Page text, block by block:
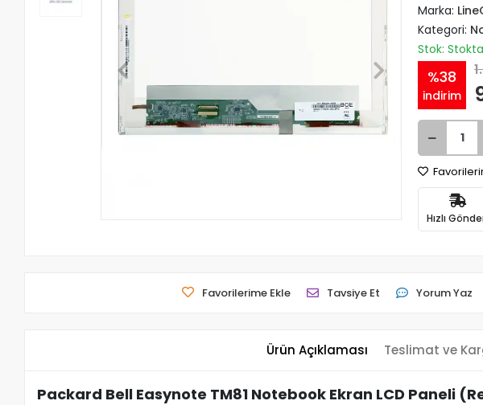
Marka:
Kategori:
Stok:
%38
indirim
Hızlı
Favorilerime Ekle Tavsiye Et Yorum Yaz
Ürün Açıklaması Teslimat ve
Packard Bell Easynote TM81 Notebook Ekran LCD Paneli